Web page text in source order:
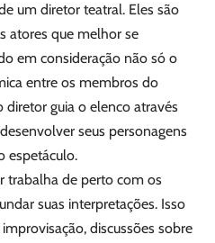
um diretor teatral. Eles são
atores que melhor se
em consideração não só o
entre os membros do
guia o elenco através
seus personagens
espetáculo.
trabalha de perto com os
suas interpretações. Isso
discussões sobre